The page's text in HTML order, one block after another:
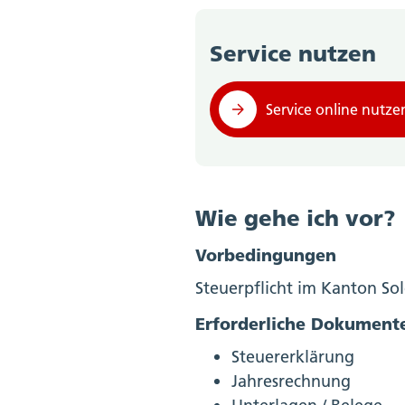
Service nutzen
Service online
Wie gehe ich vor?
Vorbedingungen
Steuerpflicht im Kanton
Erforderliche
Steuererklärung
Jahresrechnung